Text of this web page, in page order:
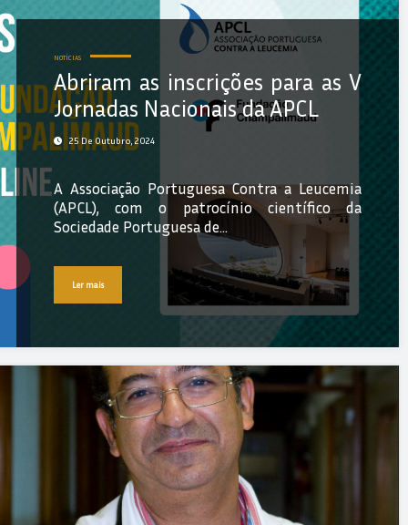
NOTÍCIAS
Abriram as inscrições para as V
Jornadas Nacionais da APCL
25 De Outubro, 2024
A Associação Portuguesa Contra a Leucemia
(APCL), com o patrocínio científico da
Sociedade Portuguesa de…
Ler mais